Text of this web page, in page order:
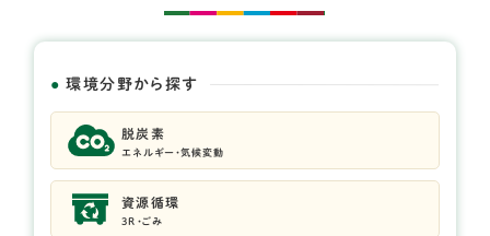
環境分野から探す
脱炭素
エネルギー・気候変動
資源循環
3R・ごみ